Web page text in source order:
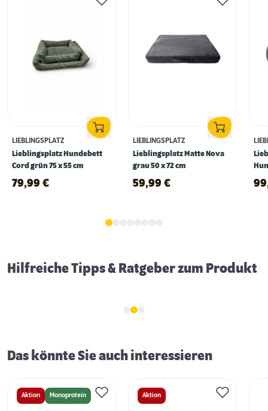
LIEBLINGSPLATZ
Lieblingsplatz Hundebett
Cord grün 75 x 55 cm
79,99 €
LIEBLINGSPLATZ
Lieblingsplatz Matte Nova
grau 50 x 72 cm
59,99 €
60
Hilfreiche Tipps & Ratgeber zum Produkt
Das könnte Sie auch interessieren
Aktion Monoprotein Aktion